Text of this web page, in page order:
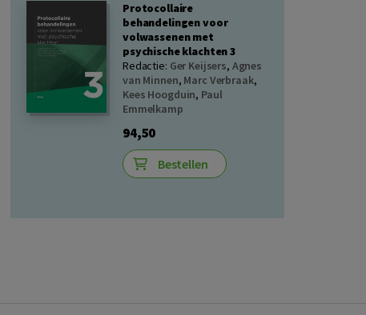
Protocollaire
behandelingen voor
volwassenen met
psychische klachten 3
Redactie: Ger Keijsers, Agnes
van Minnen, Marc Verbraak,
Kees Hoogduin, Paul
Emmelkamp
94,50
Bestellen